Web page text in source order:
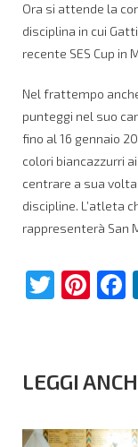
Ora si attende la
disciplina in cui
recente SES Cup in
Nel frattempo
punteggi nel suo
fino al 16 gennaio
colori biancazzurri
centrare a sua
discipline. L’atleta
rappresenterà San
LEGGI